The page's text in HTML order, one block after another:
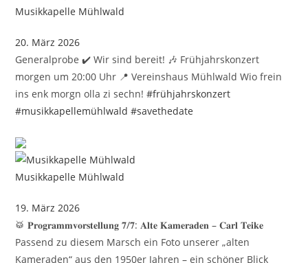
Musikkapelle Mühlwald
20. März 2026
Generalprobe ✔️ Wir sind bereit! 🎶 Frühjahrskonzert
morgen um 20:00 Uhr 📍 Vereinshaus Mühlwald Wio frein
ins enk morgn olla zi sechn! #frühjahrskonzert
#musikkapellemühlwald#savethedate
Musikkapelle Mühlwald
19. März 2026
🥁 𝐏𝐫𝐨𝐠𝐫𝐚𝐦𝐦𝐯𝐨𝐫𝐬𝐭𝐞𝐥𝐥𝐮𝐧𝐠 𝟕/𝟕: 𝐀𝐥𝐭𝐞 𝐊𝐚𝐦𝐞𝐫𝐚𝐝𝐞𝐧 – 𝐂𝐚𝐫𝐥 𝐓𝐞𝐢𝐤𝐞
Passend zu diesem Marsch ein Foto unserer „alten
Kameraden“ aus den 1950er Jahren – ein schöner Blick